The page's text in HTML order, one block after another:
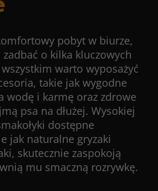
pobyt w biurze,
o kilka kluczowych
warto wyposażyć
takie jak wygodne
wodę i karmę oraz zdrowe
psa na dłużej. Wysokiej
dostępne
jak naturalne gryzaki
skutecznie zaspokoją
mu smaczną rozrywkę.